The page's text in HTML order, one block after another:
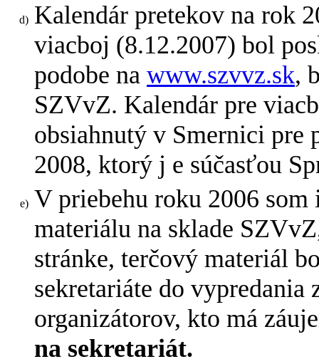
Kalendár pretekov na rok
viacboj (8.12.2007) bol
podobe na www.szvvz.sk,
SZVvZ. Kalendár pre
obsiahnutý v Smernici
2008, ktorý j e súčasťou
V priebehu roku 2006
materiálu na sklade
stránke, terčový materiál
sekretariáte do vypredania
organizátorov, kto má
na sekretariát.